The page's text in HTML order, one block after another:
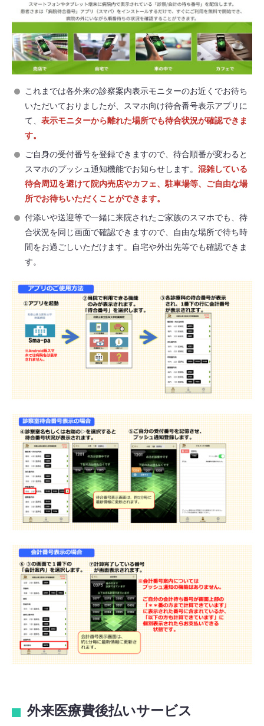
これまでは各外来の診察案内表示モニターのお近くでお待ち
いただいておりましたが、スマホ向け待合番号表示アプリに
て、表示モニターから離れた場所でも待合状況が確認できま
す。
ご自身の受付番号を登録できますので、待合順番が変わると
スマホのプッシュ通知機能でお知らせします。混雑している
待合周辺を避けて院内売店やカフェ、駐車場等、ご自由な場
所でお待ちいただくことができます。
付添いや送迎等で一緒に来院されたご家族のスマホでも、待
合状況を同じ画面で確認できますので、自由な場所で待ち時
間をお過ごしいただけます。自宅や外出先等でも確認できま
す。
外来医療費後払いサービス